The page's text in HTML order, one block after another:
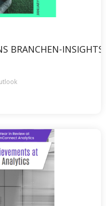
BRANCHEN-INSIGHTS-